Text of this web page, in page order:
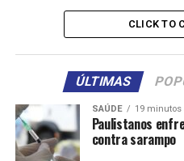
efeitos. Eu
porque daqui
vai poder
especialista.
A primeira missão é
CLICK TO
ÚLTIMAS
SAÚDE 19 minutos
Paulistanos
contra sarampo